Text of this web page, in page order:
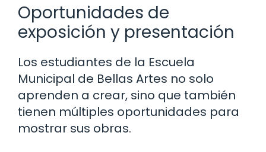
Oportunidades de
exposición y presentación
Los estudiantes de la Escuela
Municipal de Bellas Artes no solo
aprenden a crear, sino que también
tienen múltiples oportunidades para
mostrar sus obras.